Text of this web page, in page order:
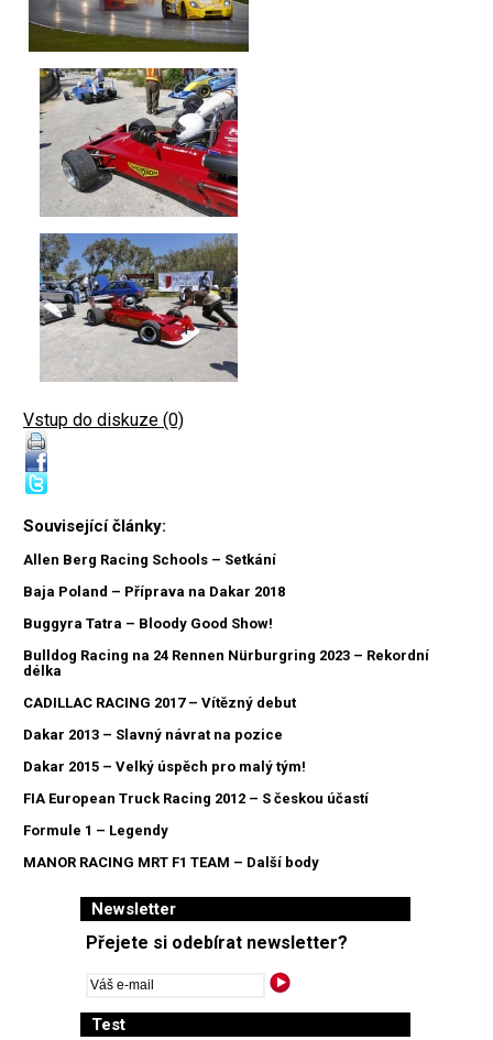
Vstup do diskuze (0)
Související články:
Allen Berg Racing Schools – Setkání
Baja Poland – Příprava na Dakar 2018
Buggyra Tatra – Bloody Good Show!
Bulldog Racing na 24 Rennen Nürburgring 2023 – Rekordní
délka
CADILLAC RACING 2017 – Vítězný debut
Dakar 2013 – Slavný návrat na pozice
Dakar 2015 – Velký úspěch pro malý tým!
FIA European Truck Racing 2012 – S českou účastí
Formule 1 – Legendy
MANOR RACING MRT F1 TEAM – Další body
Newsletter
Přejete si odebírat newsletter?
Test